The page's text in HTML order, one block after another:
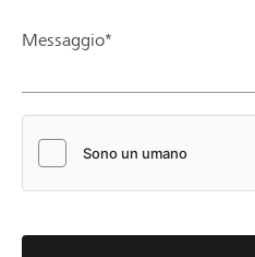
Messaggio*